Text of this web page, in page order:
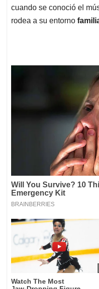
cuando se conoció el
rodea a su entorno